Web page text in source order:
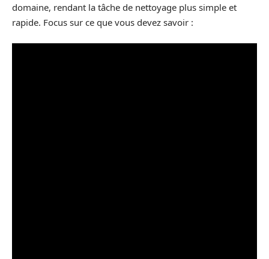
domaine, rendant la tâche de nettoyage plus simple et
rapide. Focus sur ce que vous devez savoir :